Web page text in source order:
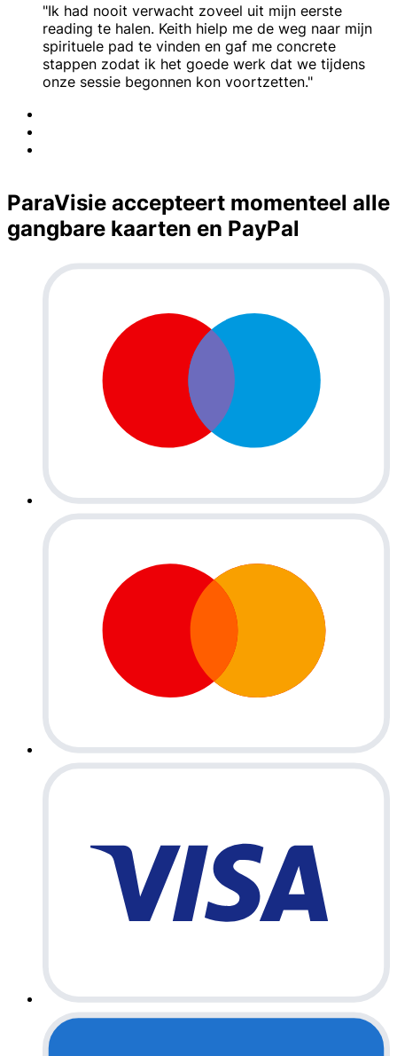
"Ik had nooit verwacht zoveel uit mijn eerste
reading te halen. Keith hielp me de weg naar mijn
spirituele pad te vinden en gaf me concrete
stappen zodat ik het goede werk dat we tijdens
onze sessie begonnen kon voortzetten."
ParaVisie accepteert momenteel alle
gangbare kaarten en PayPal